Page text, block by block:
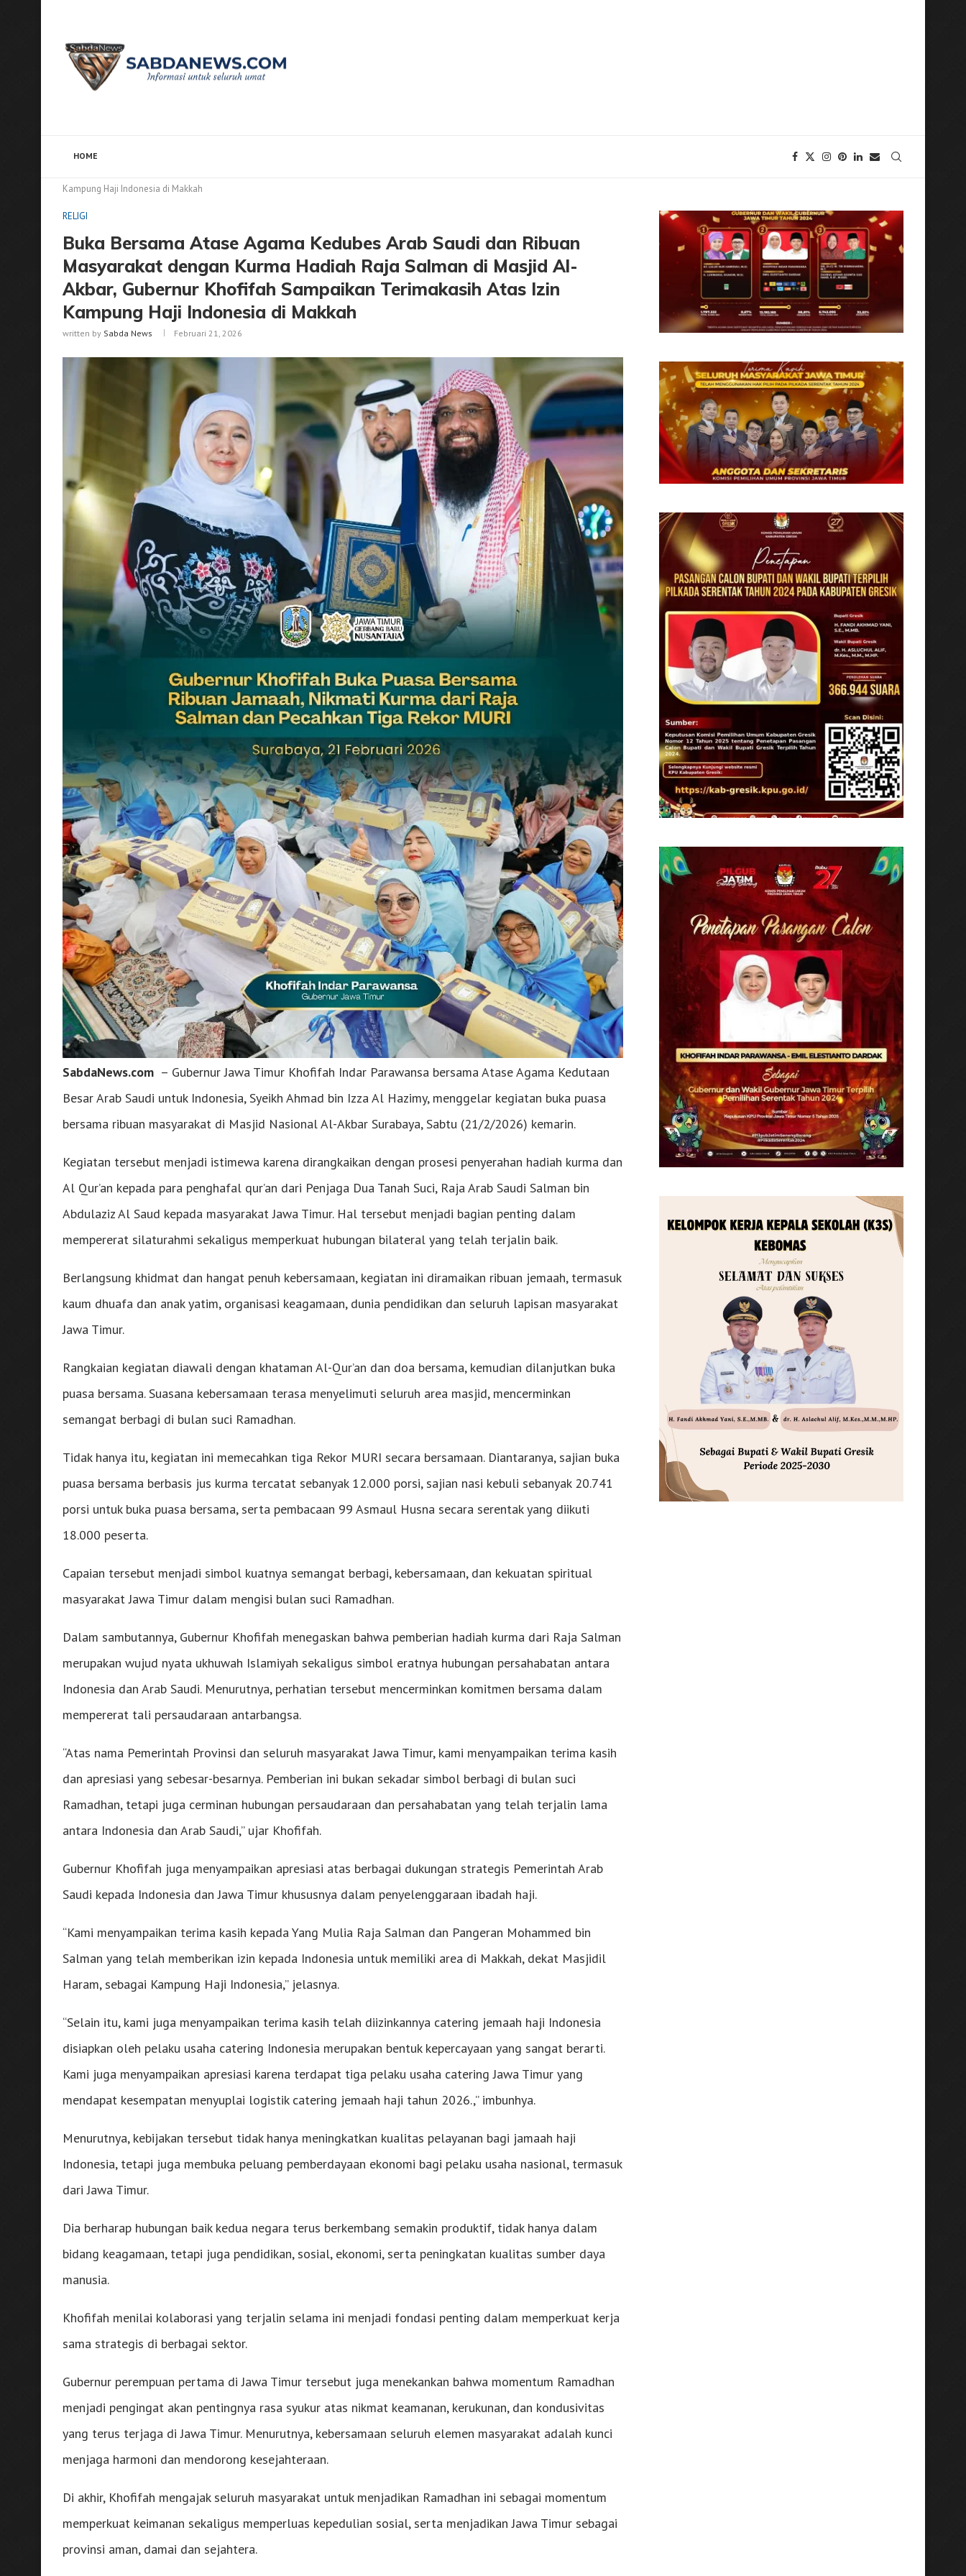
HOME
Kampung Haji Indonesia di Makkah
RELIGI
Buka Bersama Atase Agama Kedubes Arab Saudi dan Ribuan
Masyarakat dengan Kurma Hadiah Raja Salman di Masjid Al-
Akbar, Gubernur Khofifah Sampaikan Terimakasih Atas Izin
Kampung Haji Indonesia di Makkah
written by Sabda News Februari 21, 2026
SabdaNews.com – Gubernur Jawa Timur Khofifah Indar Parawansa bersama Atase Agama Kedutaan
Besar Arab Saudi untuk Indonesia, Syeikh Ahmad bin Izza Al Hazimy, menggelar kegiatan buka puasa
bersama ribuan masyarakat di Masjid Nasional Al-Akbar Surabaya, Sabtu (21/2/2026) kemarin.
Kegiatan tersebut menjadi istimewa karena dirangkaikan dengan prosesi penyerahan hadiah kurma dan
Al Qur’an kepada para penghafal qur’an dari Penjaga Dua Tanah Suci, Raja Arab Saudi Salman bin
Abdulaziz Al Saud kepada masyarakat Jawa Timur. Hal tersebut menjadi bagian penting dalam
mempererat silaturahmi sekaligus memperkuat hubungan bilateral yang telah terjalin baik.
Berlangsung khidmat dan hangat penuh kebersamaan, kegiatan ini diramaikan ribuan jemaah, termasuk
kaum dhuafa dan anak yatim, organisasi keagamaan, dunia pendidikan dan seluruh lapisan masyarakat
Jawa Timur.
Rangkaian kegiatan diawali dengan khataman Al-Qur’an dan doa bersama, kemudian dilanjutkan buka
puasa bersama. Suasana kebersamaan terasa menyelimuti seluruh area masjid, mencerminkan
semangat berbagi di bulan suci Ramadhan.
Tidak hanya itu, kegiatan ini memecahkan tiga Rekor MURI secara bersamaan. Diantaranya, sajian buka
puasa bersama berbasis jus kurma tercatat sebanyak 12.000 porsi, sajian nasi kebuli sebanyak 20.741
porsi untuk buka puasa bersama, serta pembacaan 99 Asmaul Husna secara serentak yang diikuti
18.000 peserta.
Capaian tersebut menjadi simbol kuatnya semangat berbagi, kebersamaan, dan kekuatan spiritual
masyarakat Jawa Timur dalam mengisi bulan suci Ramadhan.
Dalam sambutannya, Gubernur Khofifah menegaskan bahwa pemberian hadiah kurma dari Raja Salman
merupakan wujud nyata ukhuwah Islamiyah sekaligus simbol eratnya hubungan persahabatan antara
Indonesia dan Arab Saudi. Menurutnya, perhatian tersebut mencerminkan komitmen bersama dalam
mempererat tali persaudaraan antarbangsa.
“Atas nama Pemerintah Provinsi dan seluruh masyarakat Jawa Timur, kami menyampaikan terima kasih
dan apresiasi yang sebesar-besarnya. Pemberian ini bukan sekadar simbol berbagi di bulan suci
Ramadhan, tetapi juga cerminan hubungan persaudaraan dan persahabatan yang telah terjalin lama
antara Indonesia dan Arab Saudi,” ujar Khofifah.
Gubernur Khofifah juga menyampaikan apresiasi atas berbagai dukungan strategis Pemerintah Arab
Saudi kepada Indonesia dan Jawa Timur khususnya dalam penyelenggaraan ibadah haji.
“Kami menyampaikan terima kasih kepada Yang Mulia Raja Salman dan Pangeran Mohammed bin
Salman yang telah memberikan izin kepada Indonesia untuk memiliki area di Makkah, dekat Masjidil
Haram, sebagai Kampung Haji Indonesia,” jelasnya.
“Selain itu, kami juga menyampaikan terima kasih telah diizinkannya catering jemaah haji Indonesia
disiapkan oleh pelaku usaha catering Indonesia merupakan bentuk kepercayaan yang sangat berarti.
Kami juga menyampaikan apresiasi karena terdapat tiga pelaku usaha catering Jawa Timur yang
mendapat kesempatan menyuplai logistik catering jemaah haji tahun 2026.,” imbunhya.
Menurutnya, kebijakan tersebut tidak hanya meningkatkan kualitas pelayanan bagi jamaah haji
Indonesia, tetapi juga membuka peluang pemberdayaan ekonomi bagi pelaku usaha nasional, termasuk
dari Jawa Timur.
Dia berharap hubungan baik kedua negara terus berkembang semakin produktif, tidak hanya dalam
bidang keagamaan, tetapi juga pendidikan, sosial, ekonomi, serta peningkatan kualitas sumber daya
manusia.
Khofifah menilai kolaborasi yang terjalin selama ini menjadi fondasi penting dalam memperkuat kerja
sama strategis di berbagai sektor.
Gubernur perempuan pertama di Jawa Timur tersebut juga menekankan bahwa momentum Ramadhan
menjadi pengingat akan pentingnya rasa syukur atas nikmat keamanan, kerukunan, dan kondusivitas
yang terus terjaga di Jawa Timur. Menurutnya, kebersamaan seluruh elemen masyarakat adalah kunci
menjaga harmoni dan mendorong kesejahteraan.
Di akhir, Khofifah mengajak seluruh masyarakat untuk menjadikan Ramadhan ini sebagai momentum
memperkuat keimanan sekaligus memperluas kepedulian sosial, serta menjadikan Jawa Timur sebagai
provinsi aman, damai dan sejahtera.